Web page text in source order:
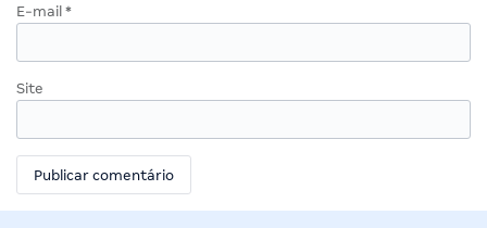
E-mail *
Site